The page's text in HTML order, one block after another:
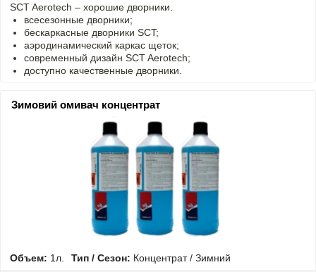
SCT Aerotech – хорошие дворники.
всесезонные дворники;
бескаркасные дворники SCT;
аэродинамический каркас щеток;
современный дизайн SCT Aerotech;
доступно качественные дворники.
Зимовий омивач концентрат
Объем: 1л. Тип / Сезон: Концентрат / Зимний